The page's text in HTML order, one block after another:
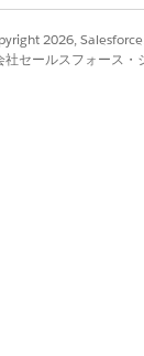
ンドシェイクを
2026,
社セールスフォース・